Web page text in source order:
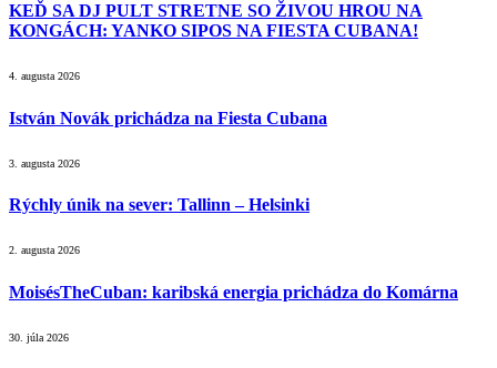
KEĎ SA DJ PULT STRETNE SO ŽIVOU HROU NA
KONGÁCH: YANKO SIPOS NA FIESTA CUBANA!
4. augusta 2026
István Novák prichádza na Fiesta Cubana
3. augusta 2026
Rýchly únik na sever: Tallinn – Helsinki
2. augusta 2026
MoisésTheCuban: karibská energia prichádza do Komárna
30. júla 2026